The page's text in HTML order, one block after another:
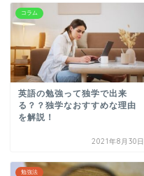
コラム
英語の勉強って独学で出来
る？？独学なおすすめな理由
を解説！
2021年8月30日
勉強法